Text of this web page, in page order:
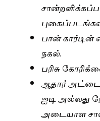
பான்
நகல்.
பரிசு
ஆதார்
ஐடி அல்லது
அடையாள